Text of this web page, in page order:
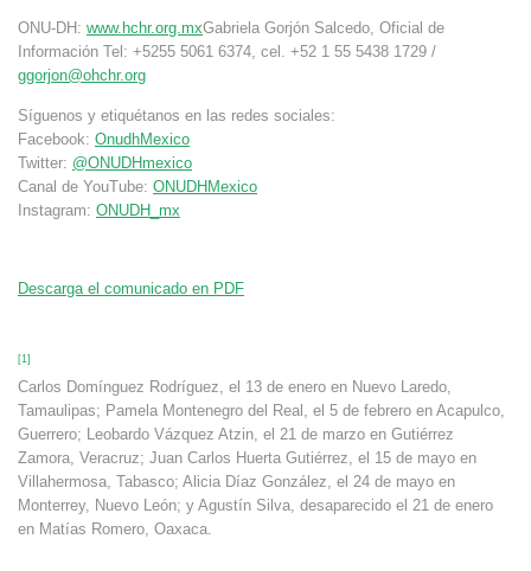
ONU-DH: www.hchr.org.mxGabriela Gorjón Salcedo, Oficial de
Información Tel: +5255 5061 6374, cel. +52 1 55 5438 1729 /
ggorjon@ohchr.org
Síguenos y etiquétanos en las redes sociales:
Facebook: OnudhMexico
Twitter: @ONUDHmexico
Canal de YouTube: ONUDHMexico
Instagram: ONUDH_mx
Descarga el comunicado en PDF
[1]
Carlos Domínguez Rodríguez, el 13 de enero en Nuevo Laredo,
Tamaulipas; Pamela Montenegro del Real, el 5 de febrero en Acapulco,
Guerrero; Leobardo Vázquez Atzin, el 21 de marzo en Gutiérrez
Zamora, Veracruz; Juan Carlos Huerta Gutiérrez, el 15 de mayo en
Villahermosa, Tabasco; Alicia Díaz González, el 24 de mayo en
Monterrey, Nuevo León; y Agustín Silva, desaparecido el 21 de enero
en Matías Romero, Oaxaca.